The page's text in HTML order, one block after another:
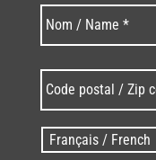
Nom *
postal
/
Zip
code
Langues
/